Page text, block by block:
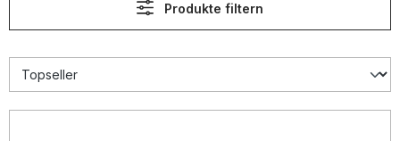
Produkte filtern